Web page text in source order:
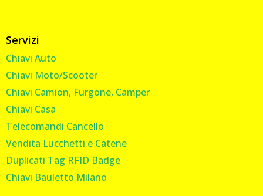
Servizi
Chiavi Auto
Chiavi Moto/Scooter
Chiavi Camion, Furgone, Camper
Chiavi Casa
Telecomandi Cancello
Vendita Lucchetti e Catene
Duplicati Tag RFID Badge
Chiavi Bauletto Milano